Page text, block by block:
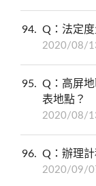
94 Q：法定
2020/08/
95
Q：高屏
表地點？
2020/08/
96 Q：辦理
2020/09/